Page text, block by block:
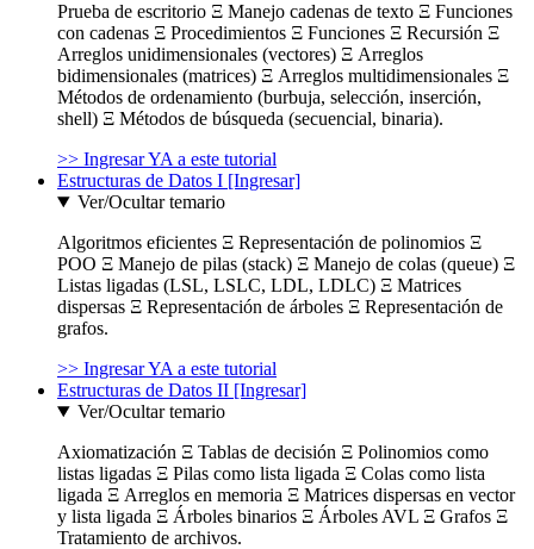
Prueba de escritorio Ξ Manejo cadenas de texto Ξ Funciones
con cadenas Ξ Procedimientos Ξ Funciones Ξ Recursión Ξ
Arreglos unidimensionales (vectores) Ξ Arreglos
bidimensionales (matrices) Ξ Arreglos multidimensionales Ξ
Métodos de ordenamiento (burbuja, selección, inserción,
shell) Ξ Métodos de búsqueda (secuencial, binaria).
>> Ingresar YA a este tutorial
Estructuras de Datos I [Ingresar]
Ver/Ocultar temario
Algoritmos eficientes Ξ Representación de polinomios Ξ
POO Ξ Manejo de pilas (stack) Ξ Manejo de colas (queue) Ξ
Listas ligadas (LSL, LSLC, LDL, LDLC) Ξ Matrices
dispersas Ξ Representación de árboles Ξ Representación de
grafos.
>> Ingresar YA a este tutorial
Estructuras de Datos II [Ingresar]
Ver/Ocultar temario
Axiomatización Ξ Tablas de decisión Ξ Polinomios como
listas ligadas Ξ Pilas como lista ligada Ξ Colas como lista
ligada Ξ Arreglos en memoria Ξ Matrices dispersas en vector
y lista ligada Ξ Árboles binarios Ξ Árboles AVL Ξ Grafos Ξ
Tratamiento de archivos.